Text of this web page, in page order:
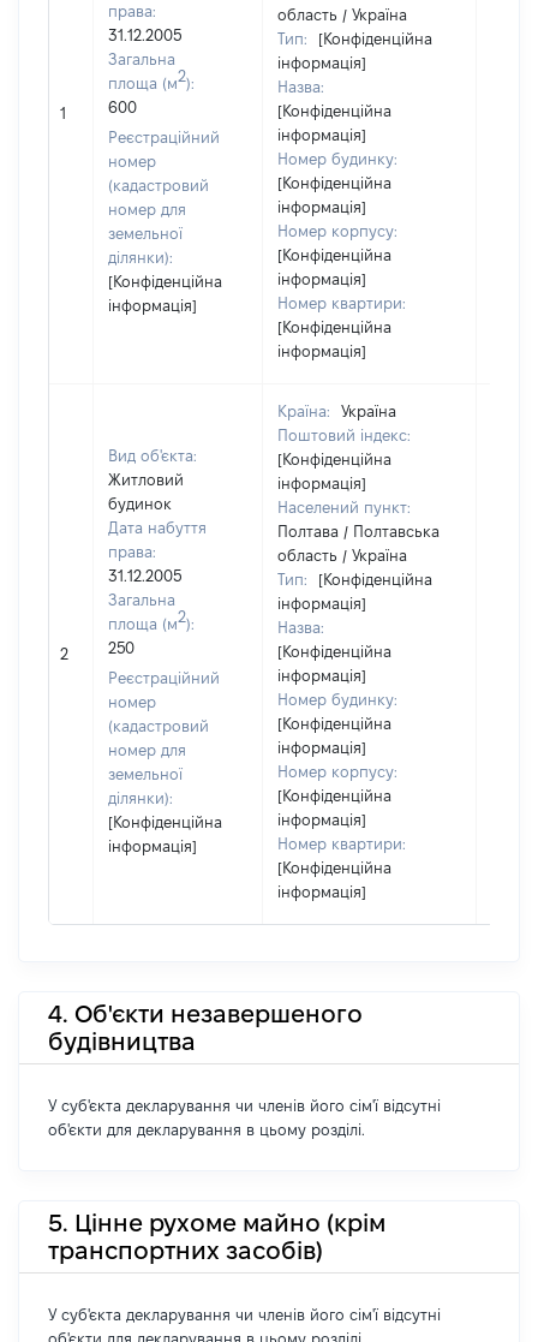
1
права:
31.12.2005
Загальна
площа (м2):
600
Реєстраційний
номер
(кадастровий
номер для
земельної
ділянки):
[Конфіденційна
інформація]
область / Україна
Тип:
[Конфіденційна
інформація]
Назва:
[Конфіденційна
інформація]
Номер будинку:
[Конфіденційна
інформація]
Номер корпусу:
[Конфіденційна
інформація]
Номер квартири:
[Конфіденційна
інформація]
2
Вид об'єкта:
Житловий
будинок
Дата набуття
права:
31.12.2005
Загальна
площа (м2):
250
Реєстраційний
номер
(кадастровий
номер для
земельної
ділянки):
[Конфіденційна
інформація]
Країна:
Україна
Поштовий індекс:
[Конфіденційна
інформація]
Населений пункт:
Полтава / Полтавська
область / Україна
Тип:
[Конфіденційна
інформація]
Назва:
[Конфіденційна
інформація]
Номер будинку:
[Конфіденційна
інформація]
Номер корпусу:
[Конфіденційна
інформація]
Номер квартири:
[Конфіденційна
інформація]
4. Об'єкти незавершеного
будівництва
У суб'єкта декларування чи членів його сім'ї відсутні
об'єкти для декларування в цьому розділі.
5. Цінне рухоме майно (крім
транспортних засобів)
У суб'єкта декларування чи членів його сім'ї відсутні
об'єкти для декларування в цьому розділі.